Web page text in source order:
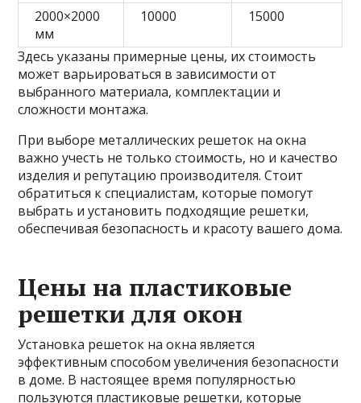
2000×2000
мм
10000 15000
Здесь указаны примерные цены, их стоимость
может варьироваться в зависимости от
выбранного материала, комплектации и
сложности монтажа.
При выборе металлических решеток на окна
важно учесть не только стоимость, но и качество
изделия и репутацию производителя. Стоит
обратиться к специалистам, которые помогут
выбрать и установить подходящие решетки,
обеспечивая безопасность и красоту вашего дома.
Цены на пластиковые
решетки для окон
Установка решеток на окна является
эффективным способом увеличения безопасности
в доме. В настоящее время популярностью
пользуются пластиковые решетки, которые